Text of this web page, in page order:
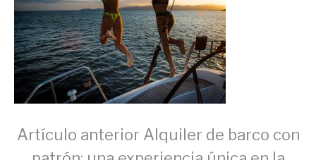
Seguir
Artículo anterior Alquiler de barco con